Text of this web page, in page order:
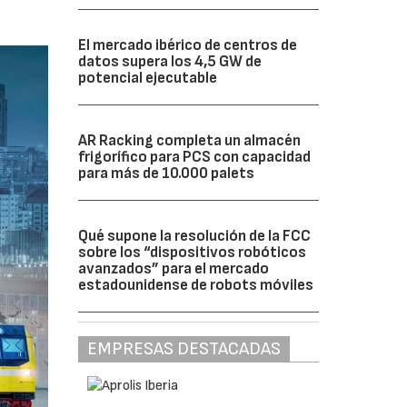
El mercado ibérico de centros de
datos supera los 4,5 GW de
potencial ejecutable
AR Racking completa un almacén
frigorífico para PCS con capacidad
para más de 10.000 palets
Qué supone la resolución de la FCC
sobre los “dispositivos robóticos
avanzados” para el mercado
estadounidense de robots móviles
EMPRESAS DESTACADAS